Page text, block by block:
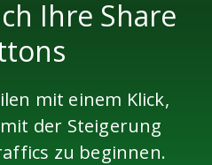
Ihre Share
mit einem Klick,
der Steigerung
zu beginnen.